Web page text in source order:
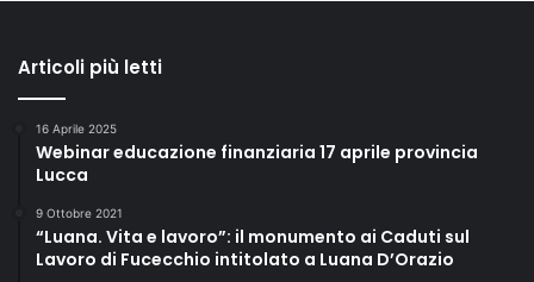
Articoli più letti
16 Aprile 2025
Webinar educazione finanziaria 17 aprile provincia
Lucca
9 Ottobre 2021
“Luana. Vita e lavoro”: il monumento ai Caduti sul
Lavoro di Fucecchio intitolato a Luana D’Orazio